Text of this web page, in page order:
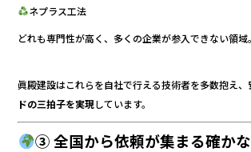
ネプラス工法
どれも専門性が高く、多くの企業が参入できない領域。
眞殿建設はこれらを自社で行える技術者を多数抱え、
ドの三拍子を実現しています。
③ 全国から依頼が集まる確か